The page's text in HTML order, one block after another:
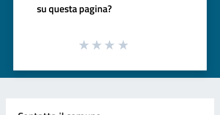
su questa pagina?